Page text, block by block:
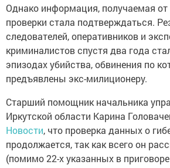
Однако информация, получаемая от
проверки стала подтверждаться.
следователей, оперативников и
криминалистов спустя два года
эпизодах убийства, обвинения по
предъявлены экс-милиционеру.
Старший помощник начальника
Иркутской области Карина
Новости, что проверка данных о
продолжается, так как всего он
(помимо 22-х указанных в